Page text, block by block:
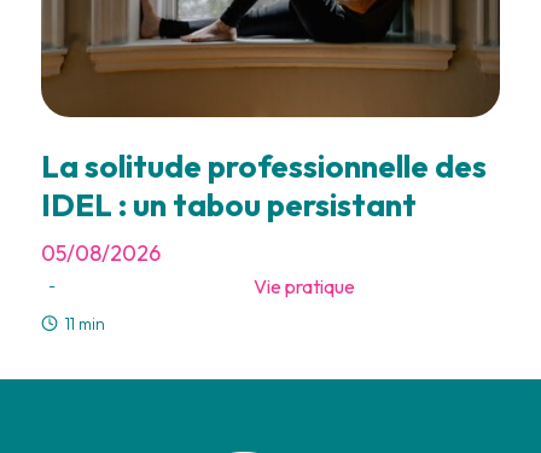
La solitude professionnelle des
IDEL : un tabou persistant
05/08/2026
- Vie pratique
11 min